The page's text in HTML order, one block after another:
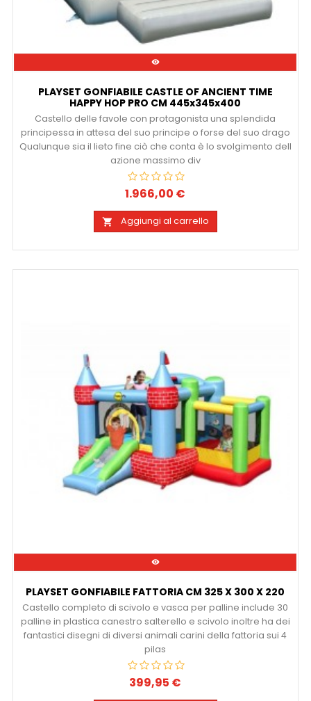

PLAYSET GONFIABILE CASTLE OF ANCIENT TIME
HAPPY HOP PRO CM 445x345x400
Castello delle favole con protagonista una splendida
principessa in attesa del suo principe o forse del suo drago
Qualunque sia il lieto fine ciò che conta è lo svolgimento dell
azione massimo div
Prezzo
1.966,00 €
 Aggiungi al carrello

PLAYSET GONFIABILE FATTORIA CM 325 X 300 X 220
Castello completo di scivolo e vasca per palline include 30
palline in plastica canestro salterello e scivolo inoltre ha dei
fantastici disegni di diversi animali carini della fattoria sui 4
pilas
Prezzo
399,95 €